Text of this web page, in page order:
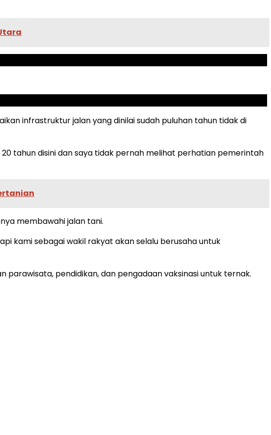
infrastruktur jalan yang dinilai sudah puluhan tahun tidak di
tahun disini dan saya tidak pernah melihat perhatian pemerintah
membawahi jalan tani.
kami sebagai wakil rakyat akan selalu berusaha untuk
pendidikan, dan pengadaan vaksinasi untuk ternak.